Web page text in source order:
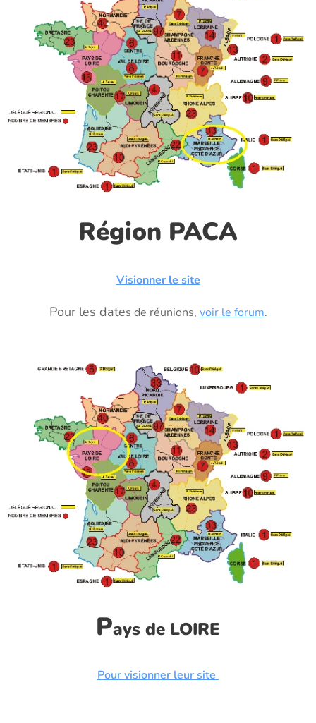
Région PACA
Visionner le site
Pour les dates de réunions,voir le forum.
Pays de LOIRE
Pour visionner leur site